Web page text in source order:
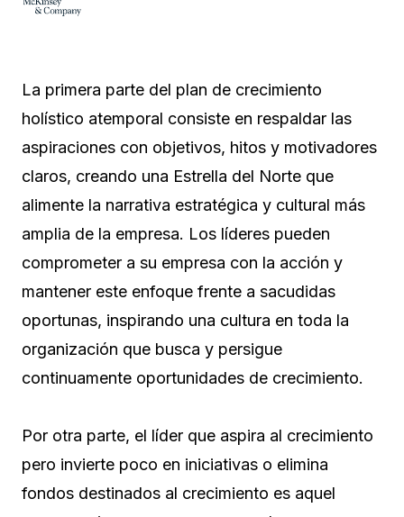
La primera parte del plan de crecimiento
holístico atemporal consiste en respaldar las
aspiraciones con objetivos, hitos y motivadores
claros, creando una Estrella del Norte que
alimente la narrativa estratégica y cultural más
amplia de la empresa. Los líderes pueden
comprometer a su empresa con la acción y
mantener este enfoque frente a sacudidas
oportunas, inspirando una cultura en toda la
organización que busca y persigue
continuamente oportunidades de crecimiento.
Por otra parte, el líder que aspira al crecimiento
pero invierte poco en iniciativas o elimina
fondos destinados al crecimiento es aquel